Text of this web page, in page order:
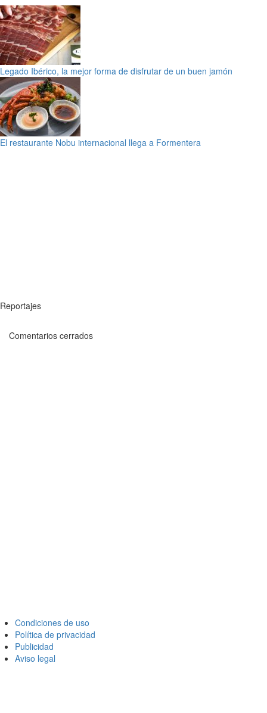
Legado Ibérico, la mejor forma de disfrutar de un buen jamón
El restaurante Nobu internacional llega a Formentera
Reportajes
Comentarios cerrados
Condiciones de uso
Política de privacidad
Publicidad
Aviso legal